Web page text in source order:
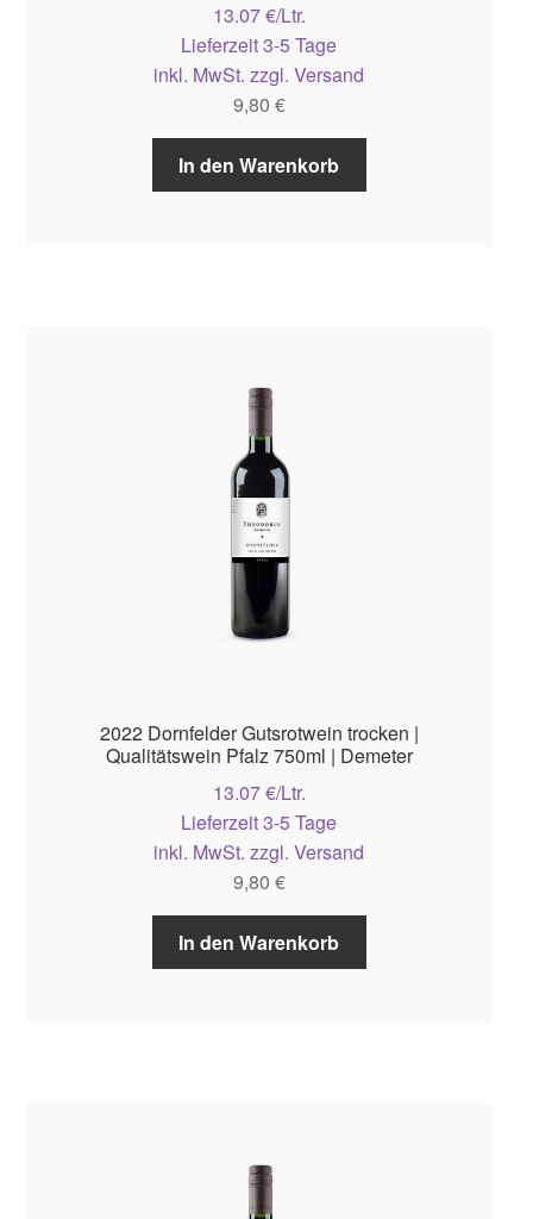
13.07 €/Ltr.
Lieferzeit 3-5 Tage
inkl. MwSt. zzgl. Versand
9,80 €
In den Warenkorb
2022 Dornfelder Gutsrotwein trocken |
Qualitätswein Pfalz 750ml | Demeter
13.07 €/Ltr.
Lieferzeit 3-5 Tage
inkl. MwSt. zzgl. Versand
9,80 €
In den Warenkorb